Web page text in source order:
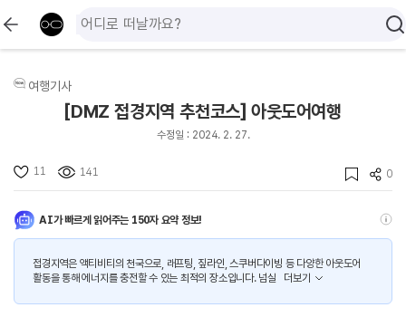
여행기사
[DMZ 접경지역 추천코스] 아웃도어여행
수정일 : 2024. 2. 27.
11 141 0
AI가 빠르게 읽어주는 150자 요약 정보!
접경지역은 액티비티의 천국으로, 래프팅, 짚라인, 스쿠버다이빙 등 다양한 아웃도어
활동을 통해 에너지를 충전할 수 있는 최적의 장소입니다. 넘실
더보기